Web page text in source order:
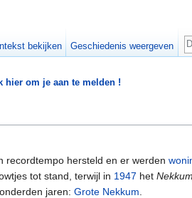
hier om je aan te melden !
recordtempo hersteld en er werden
tot stand, terwijl in 1947 het
jaren: Grote Nekkum
bekijken Geschiedenis weergeven